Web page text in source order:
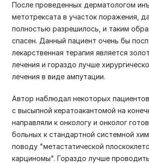
После проведенных дерматологом
метотрексата в участок поражения,
полностью разрешилось, и таким
спасен. Данный пациент очень бы
лекарственная терапия является
лечения и гораздо лучше
лечения в виде ампутации.
Автор наблюдал некоторых пациентов
с высыпной кератоакантомой на
направляли к онкологу и онколог
больных к стандартной системной
поводу "метастатической
карциномы". Гораздо лучше